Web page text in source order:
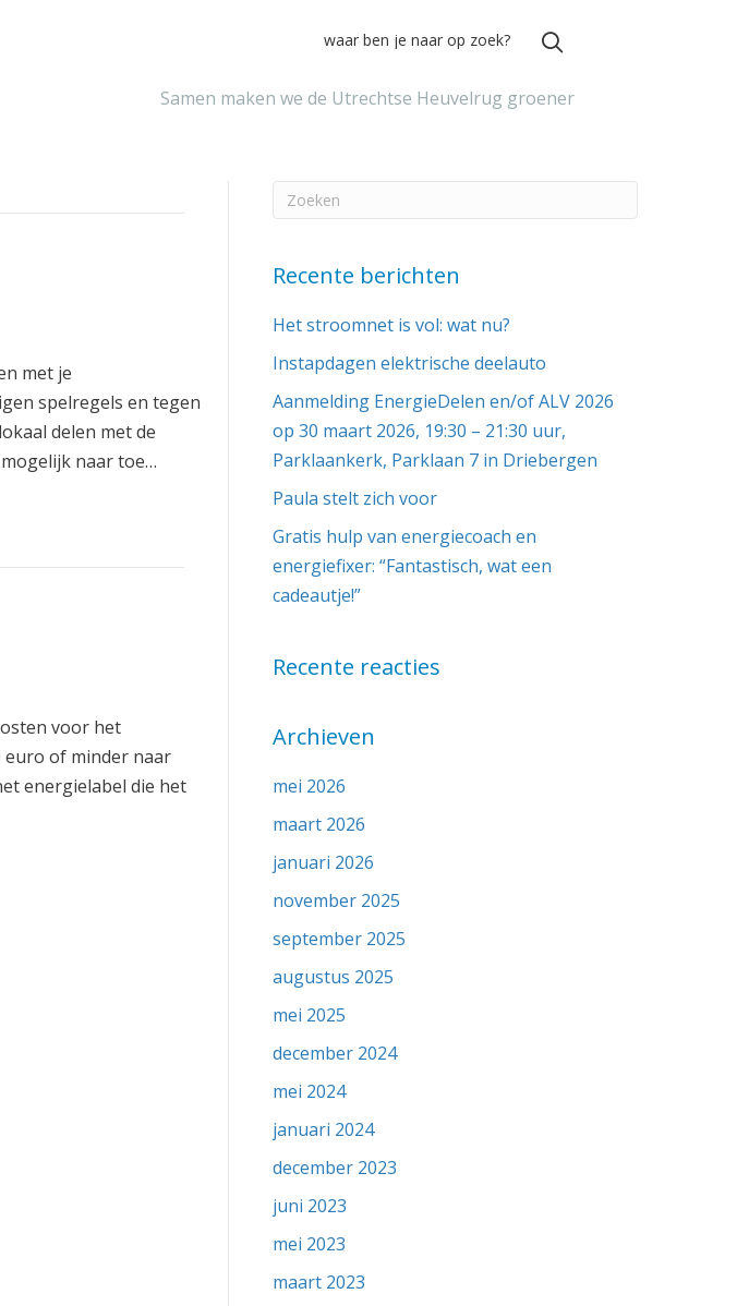
Samen maken we de Utrechtse Heuvelrug groener
met je
spelregels en tegen
delen met de
naar toe…
voor het
euro of minder naar
energielabel die het
Recente berichten
Het stroomnet is vol: wat nu?
Instapdagen elektrische deelauto
Aanmelding EnergieDelen en/of ALV 2026
op 30 maart 2026, 19:30 – 21:30 uur,
Parklaankerk, Parklaan 7 in Driebergen
Paula stelt zich voor
Gratis hulp van energiecoach en
energiefixer: “Fantastisch, wat een
cadeautje!”
Recente reacties
Archieven
mei 2026
maart 2026
januari 2026
november 2025
september 2025
augustus 2025
mei 2025
december 2024
mei 2024
januari 2024
december 2023
juni 2023
mei 2023
maart 2023